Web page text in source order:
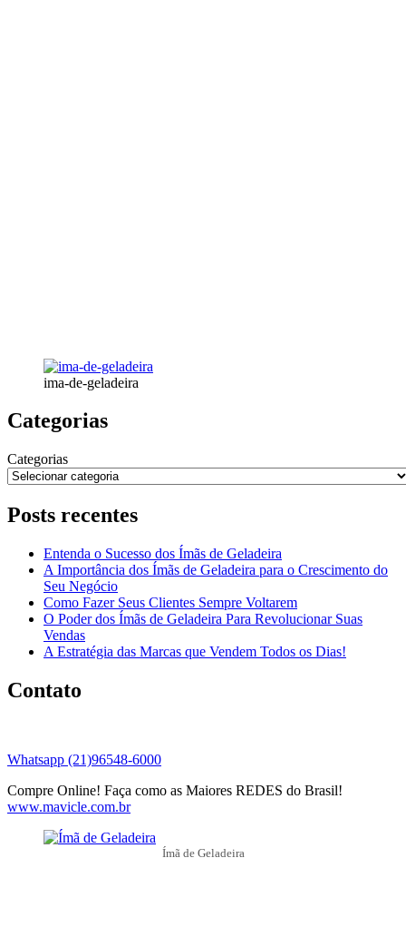
ima-de-geladeira
Categorias
Categorias
Posts recentes
Entenda o Sucesso dos Ímãs de Geladeira
A Importância dos Ímãs de Geladeira para o Crescimento do
Seu Negócio
Como Fazer Seus Clientes Sempre Voltarem
O Poder dos Ímãs de Geladeira Para Revolucionar Suas
Vendas
A Estratégia das Marcas que Vendem Todos os Dias!
Contato
Whatsapp (21)96548-6000
Compre Online! Faça como as Maiores REDES do Brasil!
www.mavicle.com.br
Ímã de Geladeira